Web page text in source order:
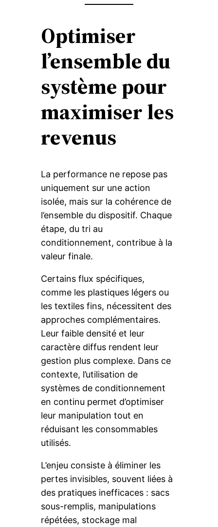
Optimiser
l’ensemble du
système pour
maximiser les
revenus
La performance ne repose pas
uniquement sur une action
isolée, mais sur la cohérence de
l’ensemble du dispositif. Chaque
étape, du tri au
conditionnement, contribue à la
valeur finale.
Certains flux spécifiques,
comme les plastiques légers ou
les textiles fins, nécessitent des
approches complémentaires.
Leur faible densité et leur
caractère diffus rendent leur
gestion plus complexe. Dans ce
contexte, l’utilisation de
systèmes de conditionnement
en continu permet d’optimiser
leur manipulation tout en
réduisant les consommables
utilisés.
L’enjeu consiste à éliminer les
pertes invisibles, souvent liées à
des pratiques inefficaces : sacs
sous-remplis, manipulations
répétées, stockage mal